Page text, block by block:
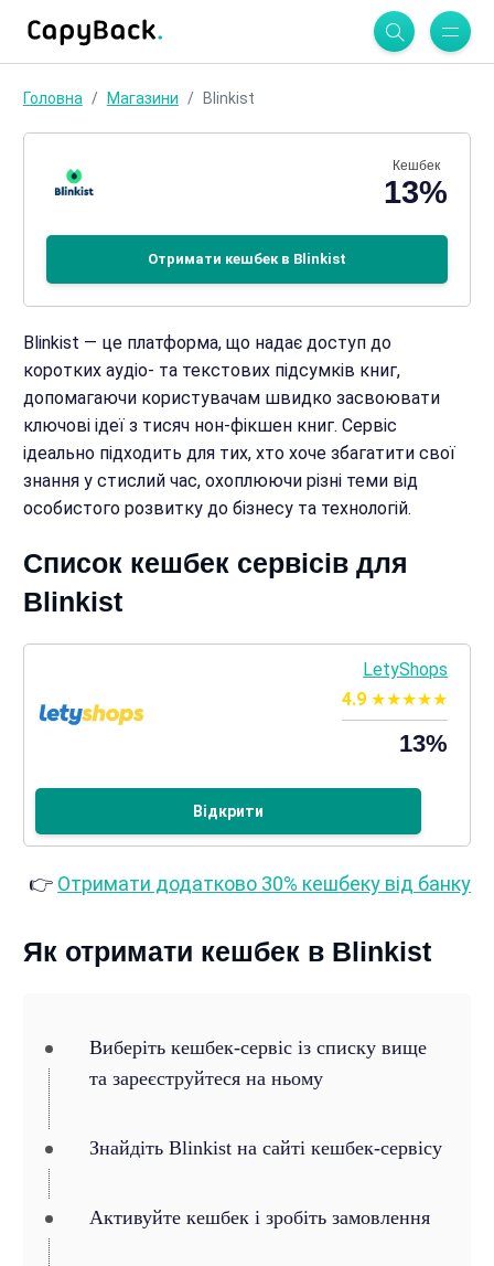
Головна Магазини Blinkist
Кешбек
13%
Отримати кешбек в Blinkist
Blinkist — це платформа, що надає доступ до
коротких аудіо- та текстових підсумків книг,
допомагаючи користувачам швидко засвоювати
ключові ідеї з тисяч нон-фікшен книг. Сервіс
ідеально підходить для тих, хто хоче збагатити свої
знання у стислий час, охоплюючи різні теми від
особистого розвитку до бізнесу та технологій.
Список кешбек сервісів для
Blinkist
LetyShops
4.9
13%
Відкрити
👉 Отримати додатково 30% кешбеку від банку
Як отримати кешбек в Blinkist
Виберіть кешбек-сервіс із списку вище
та зареєструйтеся на ньому
Знайдіть Blinkist на сайті кешбек-сервісу
Активуйте кешбек і зробіть замовлення